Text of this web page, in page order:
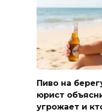
Пиво на
юрист
угрожает и